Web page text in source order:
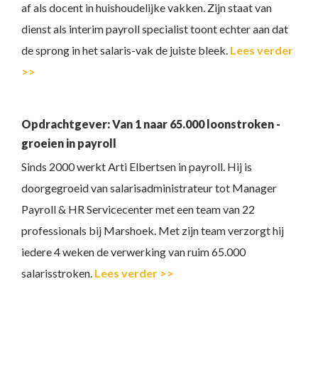
af als docent in huishoudelijke vakken. Zijn staat van
dienst als interim payroll specialist toont echter aan dat
de sprong in het salaris-vak de juiste bleek. Lees verder
>>
Opdrachtgever: Van 1 naar 65.000 loonstroken -
groeien in payroll
Sinds 2000 werkt Arti Elbertsen in payroll. Hij is
doorgegroeid van salarisadministrateur tot Manager
Payroll & HR Servicecenter met een team van 22
professionals bij Marshoek. Met zijn team verzorgt hij
iedere 4 weken de verwerking van ruim 65.000
salarisstroken. Lees verder >>